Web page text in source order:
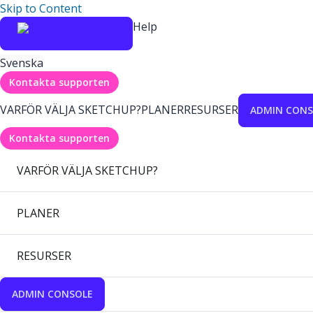
Skip to Content
Help
Svenska
Kontakta supporten
VARFÖR VÄLJA SKETCHUP?PLANERRESURSER ADMIN
Kontakta supporten
VARFÖR VÄLJA SKETCHUP?
PLANER
RESURSER
ADMIN CONSOLE